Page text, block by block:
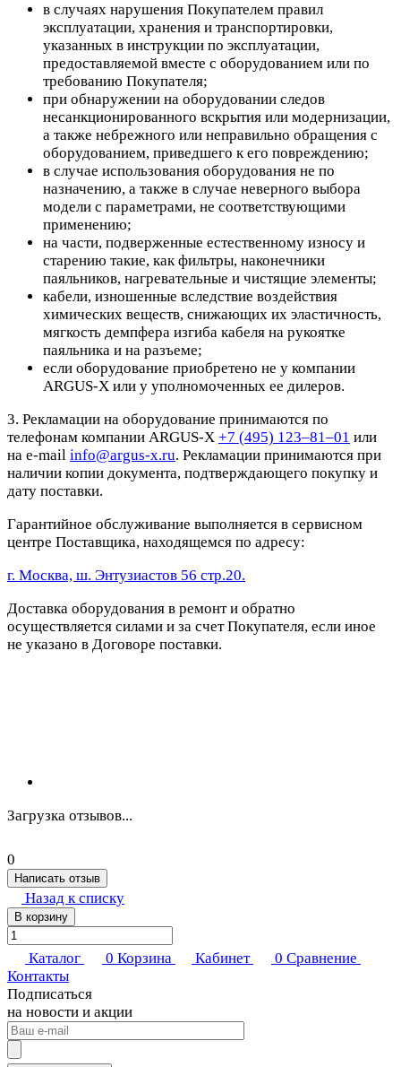
в случаях нарушения Покупателем правил
эксплуатации, хранения и транспортировки,
указанных в инструкции по эксплуатации,
предоставляемой вместе с оборудованием или по
требованию Покупателя;
при обнаружении на оборудовании следов
несанкционированного вскрытия или модернизации,
а также небрежного или неправильно обращения с
оборудованием, приведшего к его повреждению;
в случае использования оборудования не по
назначению, а также в случае неверного выбора
модели с параметрами, не соответствующими
применению;
на части, подверженные естественному износу и
старению такие, как фильтры, наконечники
паяльников, нагревательные и чистящие элементы;
кабели, изношенные вследствие воздействия
химических веществ, снижающих их эластичность,
мягкость демпфера изгиба кабеля на рукоятке
паяльника и на разъеме;
если оборудование приобретено не у компании
ARGUS-X или у уполномоченных ее дилеров.
3. Рекламации на оборудование принимаются по
телефонам компании ARGUS-X +7 (495) 123–81–01 или
на e-mail info@argus-x.ru. Рекламации принимаются при
наличии копии документа, подтверждающего покупку и
дату поставки.
Гарантийное обслуживание выполняется в сервисном
центре Поставщика, находящемся по адресу:
г. Москва, ш. Энтузиастов 56 стр.20.
Доставка оборудования в ремонт и обратно
осуществляется силами и за счет Покупателя, если иное
не указано в Договоре поставки.
Загрузка отзывов...
0
Написать отзыв
Назад к списку
В корзину
Каталог 0 Корзина Кабинет 0 Сравнение
Контакты
Подписаться
на новости и акции